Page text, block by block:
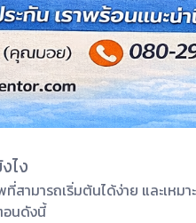
ไง
ามารถเริ่มต้นได้ง่าย และเห
อนดังนี้